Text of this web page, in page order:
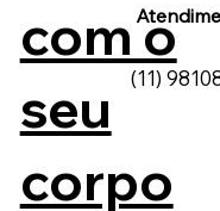
com o
seu
corpo
(11)